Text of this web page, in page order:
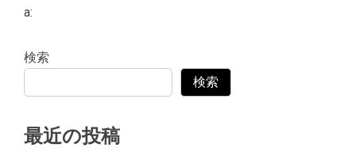
a:
検索
検索
最近の投稿